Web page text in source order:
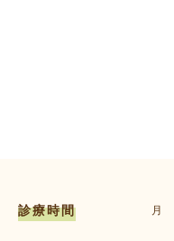
診療時間 月